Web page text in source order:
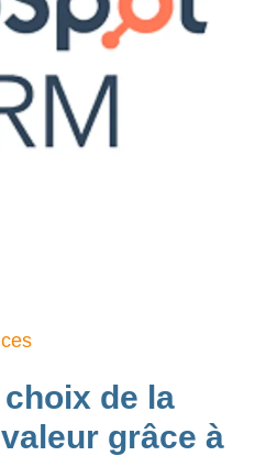
de la
grâce à